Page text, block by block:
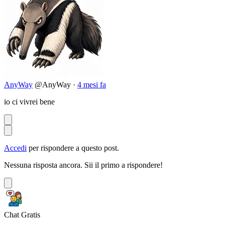
AnyWay @AnyWay · 4 mesi fa
io ci vivrei bene
Accedi per rispondere a questo post.
Nessuna risposta ancora. Sii il primo a rispondere!
Chat Gratis